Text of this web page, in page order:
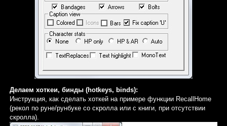
Делаем хоткеи, бинды (hotkeys, binds):
Инструкция, как сделать хоткей на примере функции RecallHome
(рекол по руне/рунбуке со скролла или с книги, при отсутствии
скролла).